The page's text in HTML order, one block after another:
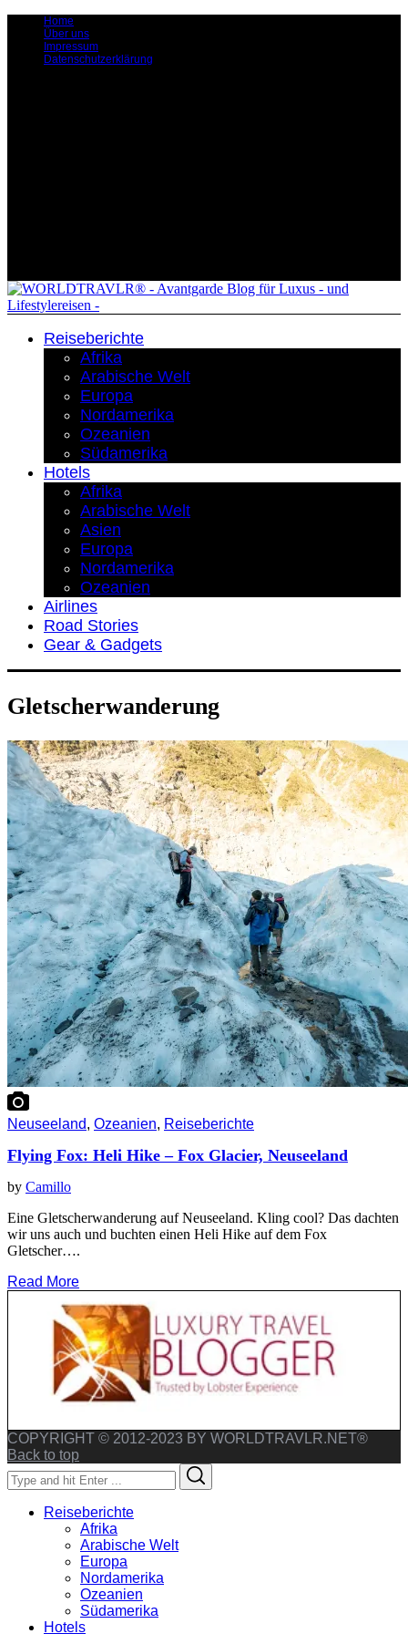
Home
Über uns
Impressum
Datenschutzerklärung
Reiseberichte
Afrika
Arabische Welt
Europa
Nordamerika
Ozeanien
Südamerika
Hotels
Afrika
Arabische Welt
Asien
Europa
Nordamerika
Ozeanien
Airlines
Road Stories
Gear & Gadgets
Gletscherwanderung
Neuseeland, Ozeanien, Reiseberichte
Flying Fox: Heli Hike – Fox Glacier, Neuseeland
by Camillo
Eine Gletscherwanderung auf Neuseeland. Kling cool? Das dachten
wir uns auch und buchten einen Heli Hike auf dem Fox
Gletscher….
Read More
COPYRIGHT © 2012-2023 BY WORLDTRAVLR.NET®
Back to top
Search
for:
Reiseberichte
Afrika
Arabische Welt
Europa
Nordamerika
Ozeanien
Südamerika
Hotels